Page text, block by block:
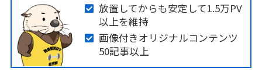
放置してからも安定して1.5万PV
以上を維持
画像付きオリジナルコンテンツ
50記事以上